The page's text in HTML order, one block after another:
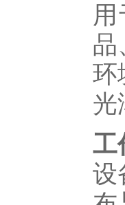
品
环
光
工
设